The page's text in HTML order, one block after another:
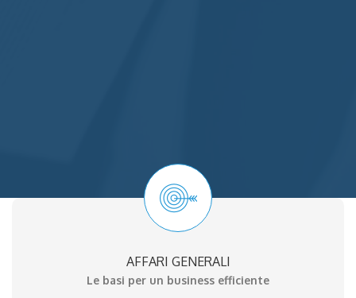
AFFARI GENERALI
Le basi per un business efficiente